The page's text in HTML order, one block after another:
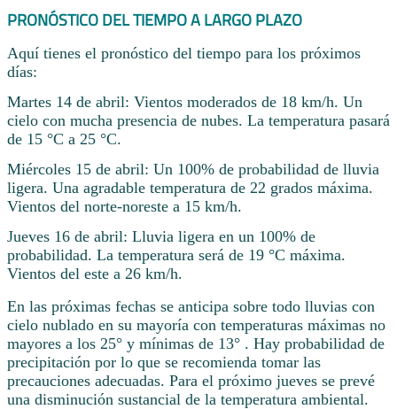
PRONÓSTICO DEL TIEMPO A LARGO PLAZO
Aquí tienes el pronóstico del tiempo para los próximos
días:
Martes 14 de abril: Vientos moderados de 18 km/h. Un
cielo con mucha presencia de nubes. La temperatura pasará
de 15 °C a 25 °C.
Miércoles 15 de abril: Un 100% de probabilidad de lluvia
ligera. Una agradable temperatura de 22 grados máxima.
Vientos del norte-noreste a 15 km/h.
Jueves 16 de abril: Lluvia ligera en un 100% de
probabilidad. La temperatura será de 19 °C máxima.
Vientos del este a 26 km/h.
En las próximas fechas se anticipa sobre todo lluvias con
cielo nublado en su mayoría con temperaturas máximas no
mayores a los 25° y mínimas de 13° . Hay probabilidad de
precipitación por lo que se recomienda tomar las
precauciones adecuadas. Para el próximo jueves se prevé
una disminución sustancial de la temperatura ambiental.